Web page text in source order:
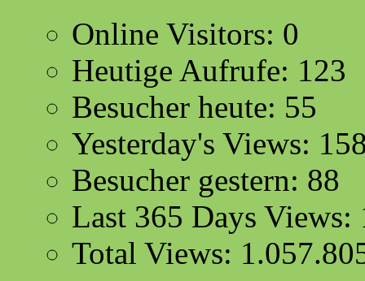
Online Visitors: 0
Heutige Aufrufe: 123
Besucher heute: 55
Yesterday's Views:
Besucher gestern: 88
Last 365 Days Views:
Total Views: